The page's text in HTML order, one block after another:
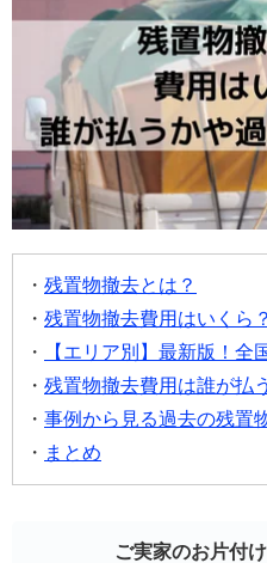
残置物撤去とは？
残置物撤去費用はいくら？
【エリア別】最新版！全
残置物撤去費用は誰が払
事例から見る過去の残置
まとめ
ご実家のお片付